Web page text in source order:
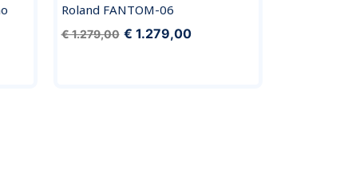
Roland FANTOM-06
€ 1.279,00 € 1.279,00